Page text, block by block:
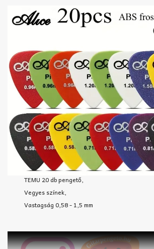
TEMU 20 db pengető,
Vegyes színek,
Vastagság 0,58 - 1,5 mm